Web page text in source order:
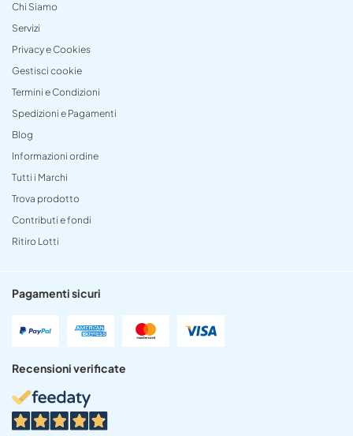
Chi Siamo
Servizi
Privacy e Cookies
Gestisci cookie
Termini e Condizioni
Spedizioni e Pagamenti
Blog
Informazioni ordine
Tutti i Marchi
Trova prodotto
Contributi e fondi
Ritiro Lotti
Pagamenti sicuri
Recensioni verificate